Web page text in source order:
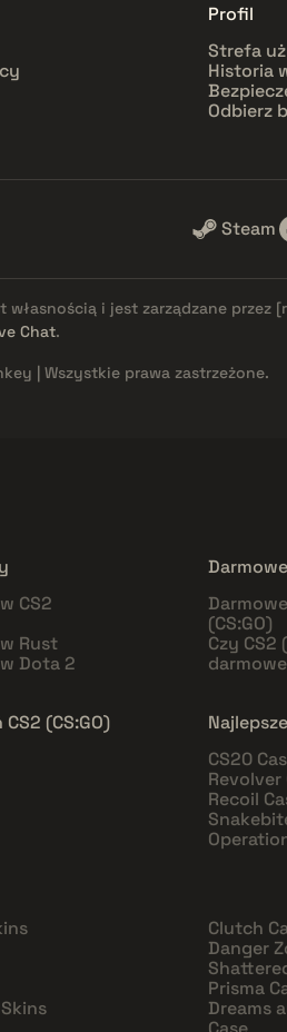
Profil
Strefa
Historia
Odbierz
Steam
własnością i jest zarządzane przez
Chat.
| Wszystkie prawa zastrzeżone.
CS2
Rust
Dota 2
(CS:GO)
Czy CS2
(CS:GO)
CS20
Revolver
Recoil
Clutch
Danger
Prisma
Dreams